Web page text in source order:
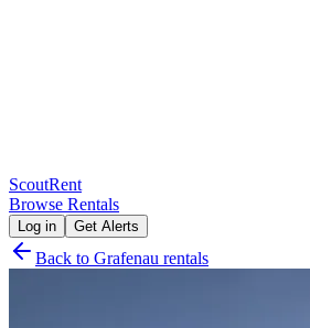
ScoutRent
Browse Rentals
Log in Get Alerts
Back to Grafenau rentals